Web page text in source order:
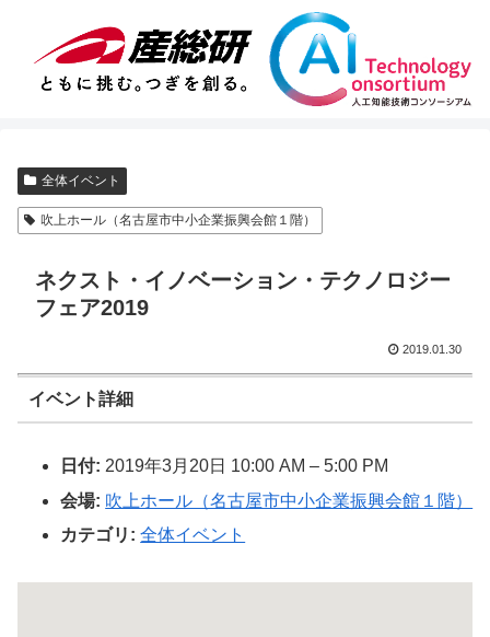
全体イベント
吹上ホール（名古屋市中小企業振興会館１階）
ネクスト・イノベーション・テクノロジー
フェア2019
2019.01.30
イベント詳細
日付: 2019年3月20日 10:00 AM –5:00 PM
会場: 吹上ホール（名古屋市中小企業振興会館１階）
カテゴリ: 全体イベント